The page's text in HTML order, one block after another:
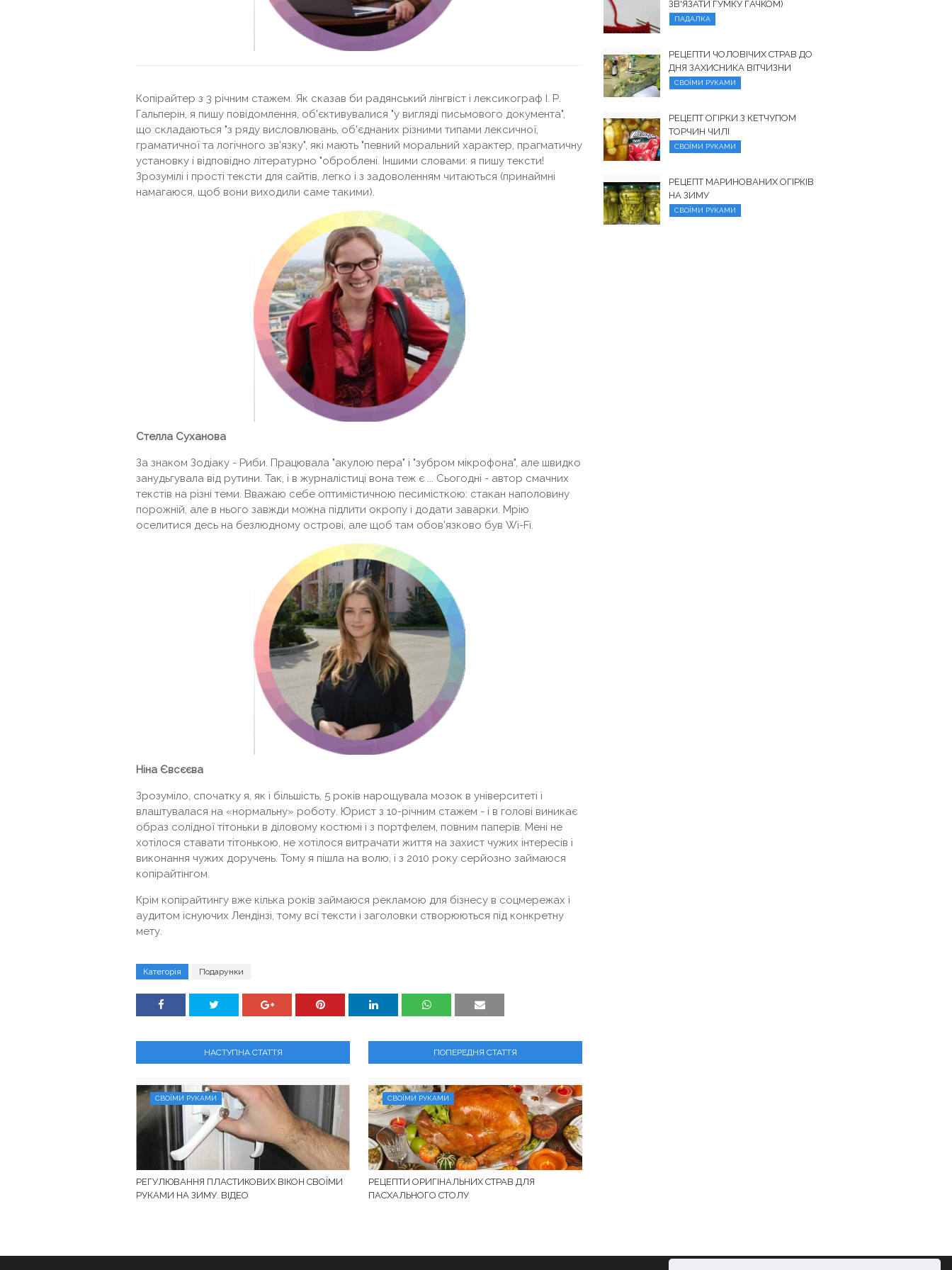
Копірайтер з 3 річним стажем. Як сказав би радянський лінгвіст і лексикограф І. Р.
Гальперін, я пишу повідомлення, об'єктивувалися "у вигляді письмового документа",
що складаються "з ряду висловлювань, об'єднаних різними типами лексичної,
граматичної та логічного зв'язку", які мають "певний моральний характер, прагматичну
установку і відповідно літературно "оброблені. Іншими словами: я пишу тексти!
Зрозумілі і прості тексти для сайтів, легко і з задоволенням читаються (принаймні
намагаюся, щоб вони виходили саме такими).
Стелла Суханова
За знаком Зодіаку - Риби. Працювала "акулою пера" і "зубром мікрофона", але швидко
занудьгувала від рутини. Так, і в журналістиці вона теж є ... Сьогодні - автор смачних
текстів на різні теми. Вважаю себе оптимістичною песимісткою: стакан наполовину
порожній, але в нього завжди можна підлити окропу і додати заварки. Мрію
оселитися десь на безлюдному острові, але щоб там обов'язково був Wi-Fi.
Ніна Євсєєва
Зрозуміло, спочатку я, як і більшість, 5 років нарощувала мозок в університеті і
влаштувалася на «нормальну» роботу. Юрист з 10-річним стажем - і в голові виникає
образ солідної тітоньки в діловому костюмі і з портфелем, повним паперів. Мені не
хотілося ставати тітонькою, не хотілося витрачати життя на захист чужих інтересів і
виконання чужих доручень. Тому я пішла на волю, і з 2010 року серйозно займаюся
копірайтінгом.
Крім копірайтингу вже кілька років займаюся рекламою для бізнесу в соцмережах і
аудитом існуючих Лендінзі, тому всі тексти і заголовки створюються під конкретну
мету.
Категорія Подарунки
НАСТУПНА СТАТТЯ
СВОЇМИ РУКАМИ
РЕГУЛЮВАННЯ ПЛАСТИКОВИХ ВІКОН СВОЇМИ
РУКАМИ НА ЗИМУ. ВІДЕО
ПОПЕРЕДНЯ СТАТТЯ
СВОЇМИ РУКАМИ
РЕЦЕПТИ ОРИГІНАЛЬНИХ СТРАВ ДЛЯ
ПАСХАЛЬНОГО СТОЛУ
ЗВ'ЯЗАТИ ГУМКУ ГАЧКОМ)
ПАДАЛКА
РЕЦЕПТИ ЧОЛОВІЧИХ СТРАВ ДО
ДНЯ ЗАХИСНИКА ВІТЧИЗНИ
СВОЇМИ РУКАМИ
РЕЦЕПТ ОГІРКИ З КЕТЧУПОМ
ТОРЧИН ЧИЛІ
СВОЇМИ РУКАМИ
РЕЦЕПТ МАРИНОВАНИХ ОГІРКІВ
НА ЗИМУ
СВОЇМИ РУКАМИ